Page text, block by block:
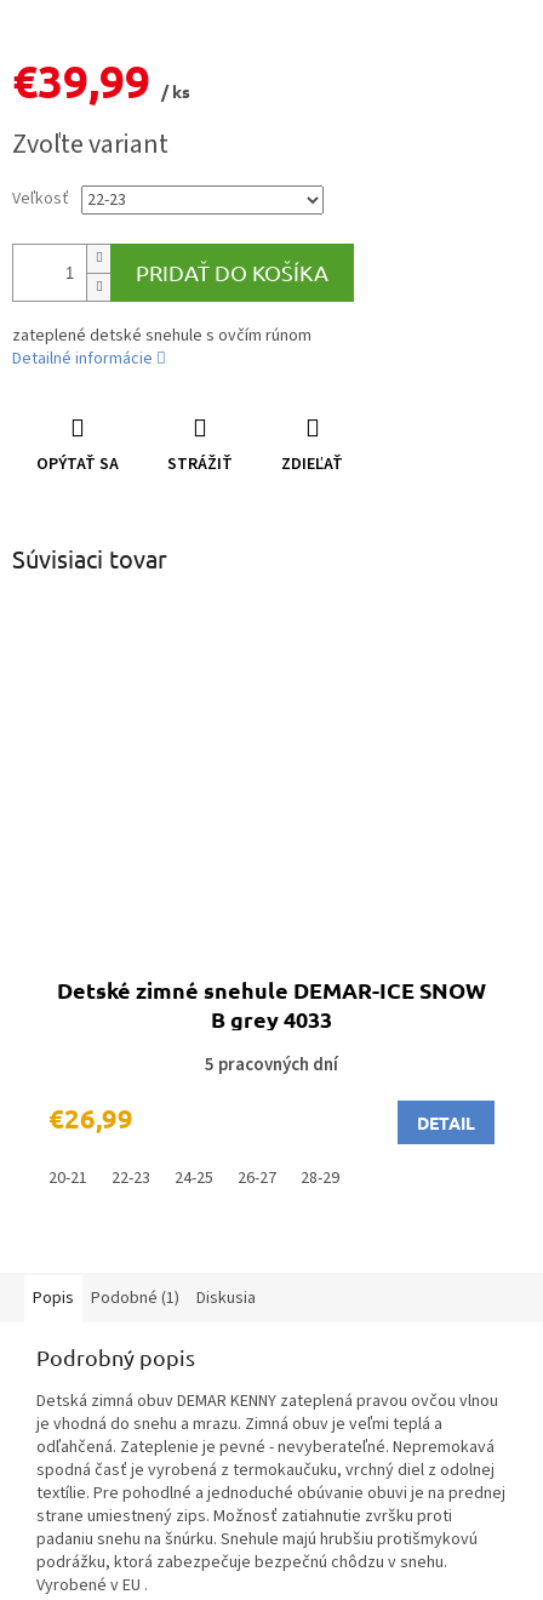
€39,99
/ ks
cena:
Zvoľte variant
Veľkosť
PRIDAŤ DO KOŠÍKA
zateplené detské snehule s ovčím rúnom
Detailné informácie
OPÝTAŤ SA STRÁŽIŤ ZDIEĽAŤ
Súvisiaci tovar
Detské zimné snehule DEMAR-ICE SNOW
B grey 4033
5 pracovných dní
€26,99 DETAIL
20-21 22-23 24-25 26-27 28-29
Popis Podobné (1) Diskusia
Podrobný popis
Detská zimná obuv DEMAR KENNY zateplená pravou ovčou vlnou
je vhodná do snehu a mrazu. Zimná obuv je veľmi teplá a
odľahčená. Zateplenie je pevné - nevyberateľné. Nepremokavá
spodná časť je vyrobená z termokaučuku, vrchný diel z odolnej
textílie. Pre pohodlné a jednoduché obúvanie obuvi je na prednej
strane umiestnený zips. Možnosť zatiahnutie zvršku proti
padaniu snehu na šnúrku. Snehule majú hrubšiu protišmykovú
podrážku, ktorá zabezpečuje bezpečnú chôdzu v snehu.
Vyrobené v EU .